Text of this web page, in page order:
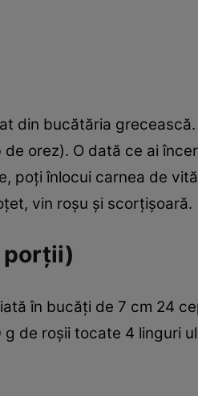
din bucătăria
orez). O dată ce ai
poţi înlocui carnea de
vin roşu şi scorţişoară.
porţii)
în bucăţi de 7 cm 24
de roşii tocate 4 linguri